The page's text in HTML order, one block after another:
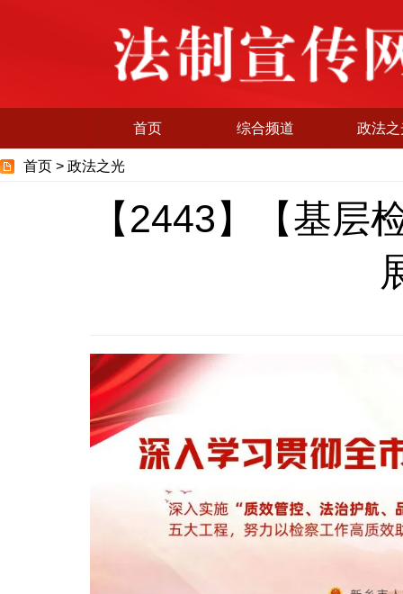
首页 综合频道 政法之
首页 > 政法之光
【2443】【基层